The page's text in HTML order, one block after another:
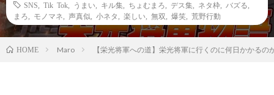
SNS
Tik Tok うまい キル集 ちょむまろ デス集 ネタ枠 バズる
まろ
モノマネ 声真似 小ネタ 楽しい 無双 爆笑 荒野行動
HOME Maro 【栄光将軍への道】栄光将軍に行くのに何日かかるの